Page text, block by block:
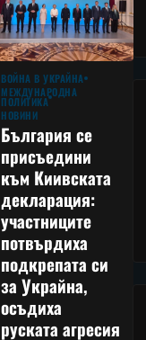
ВОЙНА В УКРАЙНА
МЕЖДУНАРОДНА
ПОЛИТИКА
НОВИНИ
България се
присъедини
към Киивската
декларация:
участниците
потвърдиха
подкрепата си
за Украйна,
осъдиха
руската агресия